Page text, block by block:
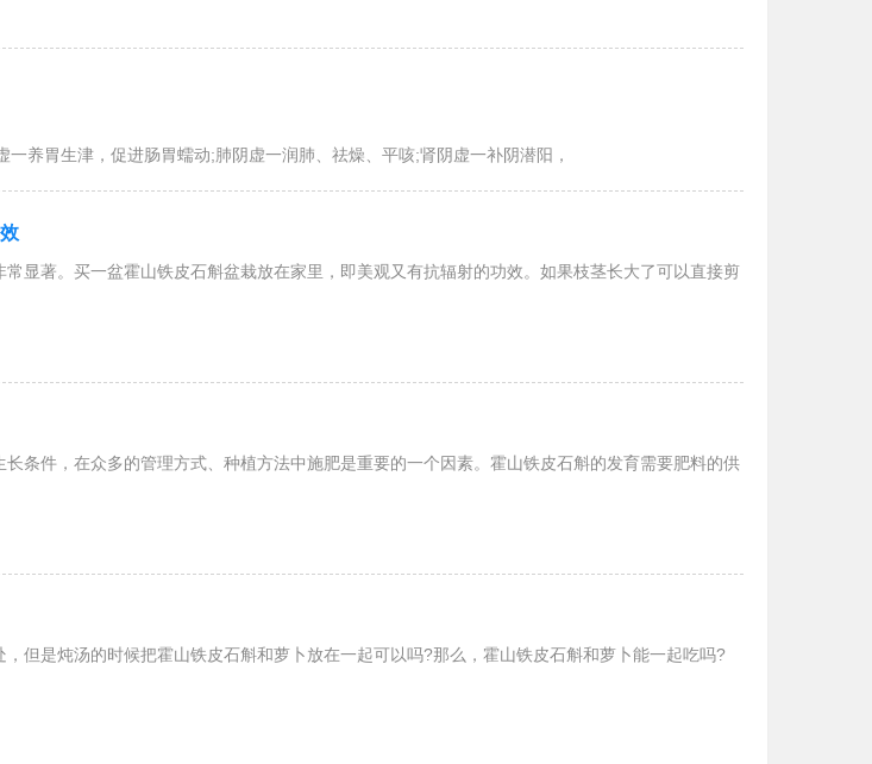
养胃生津，促进肠胃蠕动;肺阴虚一润肺、祛燥、平咳;肾阴虚一补阴潜阳，
显著。买一盆霍山铁皮石斛盆栽放在家里，即美观又有抗辐射的功效。如果枝茎长大了可以直接剪
条件，在众多的管理方式、种植方法中施肥是重要的一个因素。霍山铁皮石斛的发育需要肥料的供
但是炖汤的时候把霍山铁皮石斛和萝卜放在一起可以吗?那么，霍山铁皮石斛和萝卜能一起吃吗?